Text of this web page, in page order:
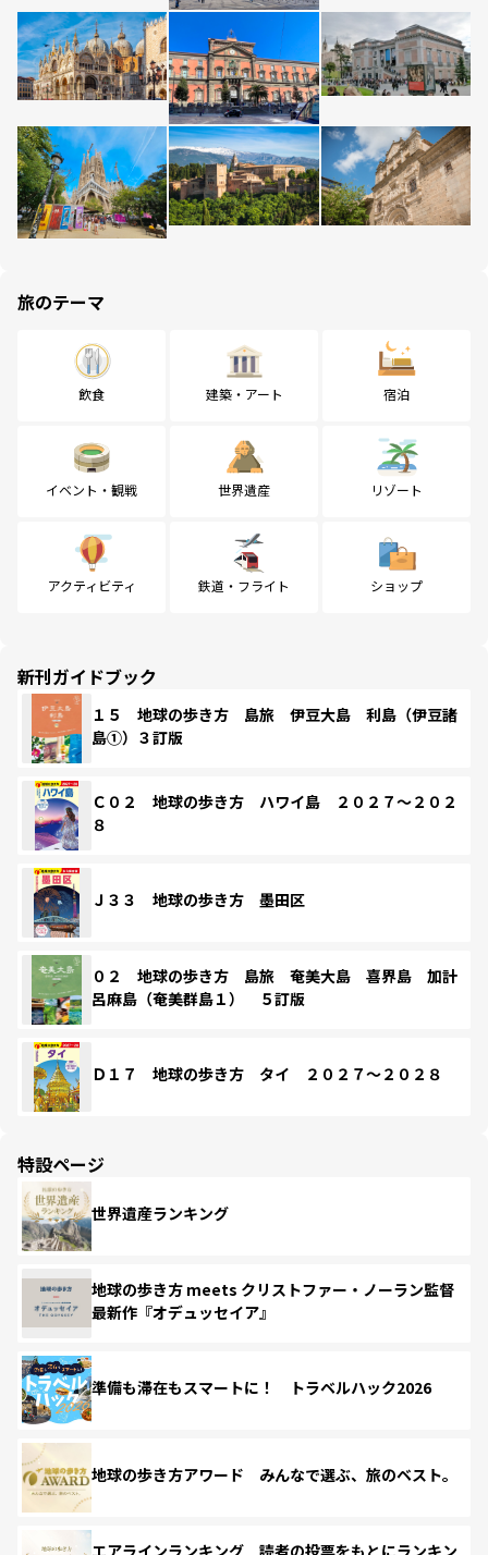
旅のテーマ
飲食 建築・アート 宿泊
イベント・観戦 世界遺産 リゾート
アクティビティ 鉄道・フライト ショップ
新刊ガイドブック
１５ 地球の歩き方 島旅 伊豆大島 利島（伊豆諸
島①）３訂版
Ｃ０２ 地球の歩き方 ハワイ島 ２０２７～２０２
８
Ｊ３３ 地球の歩き方 墨田区
０２ 地球の歩き方 島旅 奄美大島 喜界島 加計
呂麻島（奄美群島１） ５訂版
Ｄ１７ 地球の歩き方 タイ ２０２７～２０２８
特設ページ
世界遺産ランキング
地球の歩き方 meets クリストファー・ノーラン監督
最新作『オデュッセイア』
準備も滞在もスマートに！ トラベルハック2026
地球の歩き方アワード みんなで選ぶ、旅のベスト。
エアラインランキング 読者の投票をもとにランキン